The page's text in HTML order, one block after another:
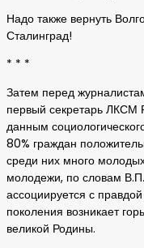
Надо также вернуть
Сталинград!
* * *
Затем перед
первый секретарь ЛКСМ
данным
80% граждан
среди них много
молодежи, по словам В.П.
ассоциируется с
поколения возникает
великой Родины.